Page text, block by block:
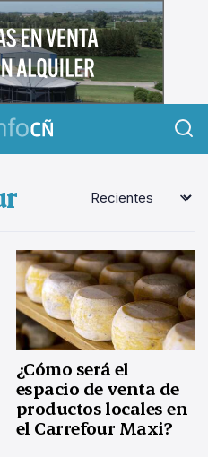
¿Cómo será el
espacio de venta de
productos locales en
el Carrefour Maxi?